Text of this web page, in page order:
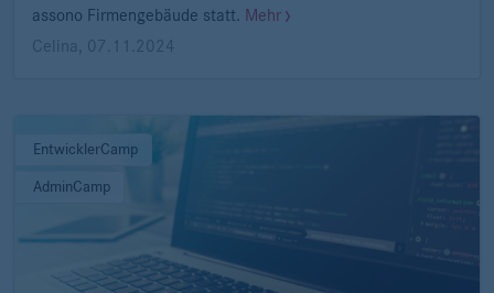
assono Firmengebäude statt. Mehr
Celina
07.11.2024
EntwicklerCamp
AdminCamp